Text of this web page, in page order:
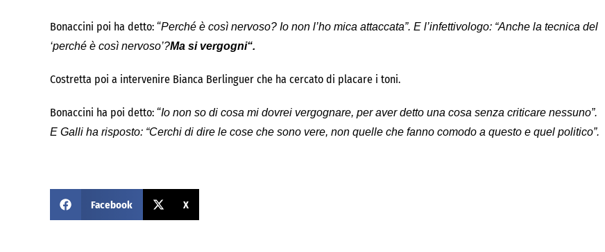
Bonaccini poi ha detto: “Perché è così nervoso? Io non l’ho mica attaccata”. E l’infettivologo: “Anche la tecnica del
‘perché è così nervoso’?Ma si vergogni“.
Costretta poi a intervenire Bianca Berlinguer che ha cercato di placare i toni.
Bonaccini ha poi detto: “Io non so di cosa mi dovrei vergognare, per aver detto una cosa senza criticare nessuno”.
E Galli ha risposto: “Cerchi di dire le cose che sono vere, non quelle che fanno comodo a questo e quel politico”.
Facebook X